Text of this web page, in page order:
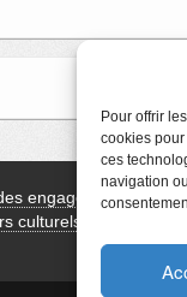
Pour offrir
cookies
ces
navigation
engagements des
culturels